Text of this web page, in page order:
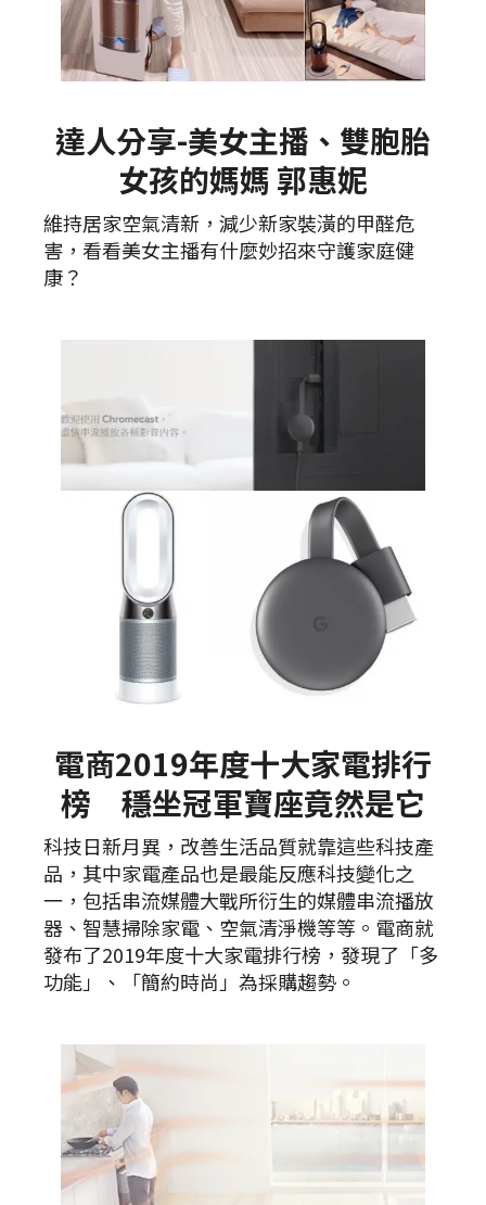
達人分享-美女主播、雙胞胎
女孩的媽媽 郭惠妮
維持居家空氣清新，減少新家裝潢的甲醛危
害，看看美女主播有什麼妙招來守護家庭健
康？
電商2019年度十大家電排行
榜 穩坐冠軍寶座竟然是它
科技日新月異，改善生活品質就靠這些科技產
品，其中家電產品也是最能反應科技變化之
一，包括串流媒體大戰所衍生的媒體串流播放
器、智慧掃除家電、空氣清淨機等等。電商就
發布了2019年度十大家電排行榜，發現了「多
功能」、「簡約時尚」為採購趨勢。